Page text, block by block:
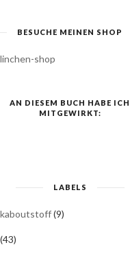
BESUCHE MEINEN SHOP
AN DIESEM BUCH HABE ICH
MITGEWIRKT:
LABELS
(9)
(43)